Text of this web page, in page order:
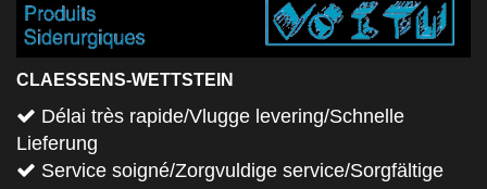
CLAESSENS-WETTSTEIN
Délai très rapide/Vlugge levering/Schnelle
Lieferung
Service soigné/Zorgvuldige service/Sorgfältige